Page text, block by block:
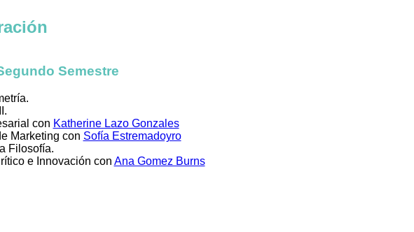
Semestre
con Katherine Lazo Gonzales
Marketing con Sofía Estremadoyro
Filosofía.
e Innovación con Ana Gomez Burns